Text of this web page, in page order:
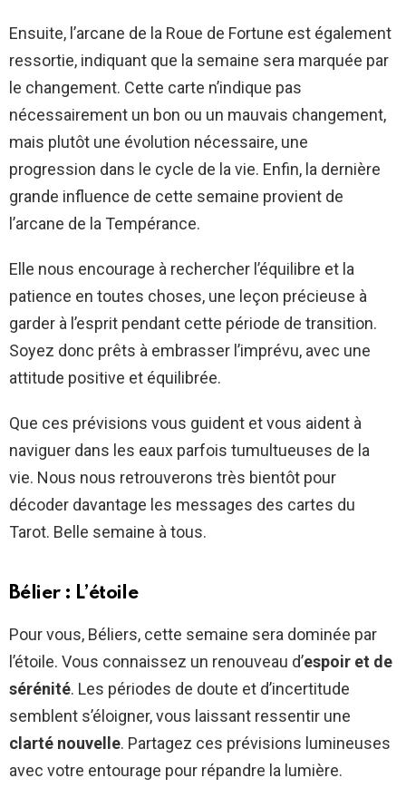
Ensuite, l’arcane de la Roue de Fortune est également
ressortie, indiquant que la semaine sera marquée par
le changement. Cette carte n’indique pas
nécessairement un bon ou un mauvais changement,
mais plutôt une évolution nécessaire, une
progression dans le cycle de la vie. Enfin, la dernière
grande influence de cette semaine provient de
l’arcane de la Tempérance.
Elle nous encourage à rechercher l’équilibre et la
patience en toutes choses, une leçon précieuse à
garder à l’esprit pendant cette période de transition.
Soyez donc prêts à embrasser l’imprévu, avec une
attitude positive et équilibrée.
Que ces prévisions vous guident et vous aident à
naviguer dans les eaux parfois tumultueuses de la
vie. Nous nous retrouverons très bientôt pour
décoder davantage les messages des cartes du
Tarot. Belle semaine à tous.
Bélier : L’étoile
Pour vous, Béliers, cette semaine sera dominée par
l’étoile. Vous connaissez un renouveau d’espoir et de
sérénité. Les périodes de doute et d’incertitude
semblent s’éloigner, vous laissant ressentir une
clarté nouvelle. Partagez ces prévisions lumineuses
avec votre entourage pour répandre la lumière.